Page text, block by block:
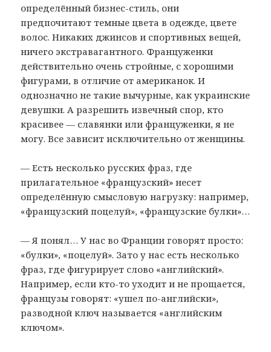
определённый бизнес-стиль, они
предпочитают темные цвета в одежде, цвете
волос. Никаких джинсов и спортивных вещей,
ничего экстравагантного. Француженки
действительно очень стройные, с хорошими
фигурами, в отличие от американок. И
однозначно не такие вычурные, как украинские
девушки. А разрешить извечный спор, кто
красивее — славянки или француженки, я не
могу. Все зависит исключительно от женщины.
— Есть несколько русских фраз, где
прилагательное «французский» несет
определённую смысловую нагрузку: например,
«французский поцелуй», «французские булки»…
— Я понял… У нас во Франции говорят просто:
«булки», «поцелуй». Зато у нас есть несколько
фраз, где фигурирует слово «английский».
Например, если кто-то уходит и не прощается,
французы говорят: «ушел по-английски»,
разводной ключ называется «английским
ключом».